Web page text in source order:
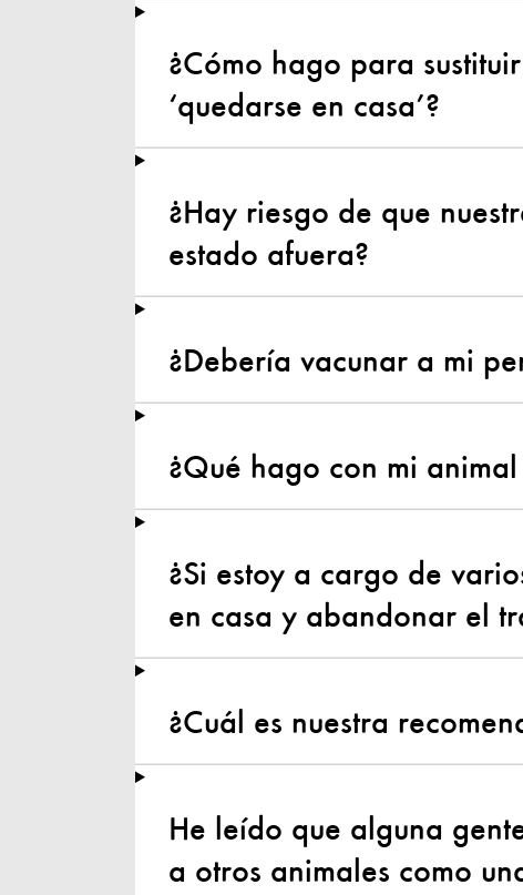
¿Cómo hago para
‘quedarse en casa’?
¿Hay riesgo de que
estado afuera?
¿Debería vacunar a mi
¿Qué hago con mi
¿Si estoy a cargo de
en casa y abandonar el
¿Cuál es nuestra
He leído que alguna
a otros animales como